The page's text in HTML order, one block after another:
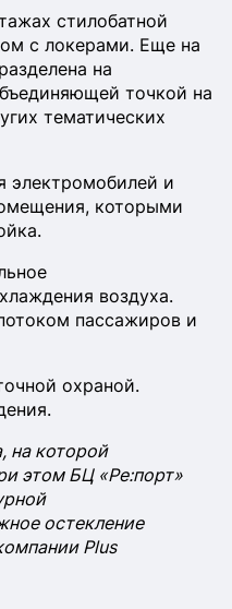
стилобатной
с локерами. Еще на
на
точкой на
тематических
электромобилей и
которыми
воздуха.
пассажиров и
охраной.
на которой
этом БЦ «Ре:порт»
остекление
Plus